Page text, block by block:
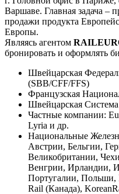
Варшаве. Главная задача –
продажи продукта
Европы.
Являясь агентом
бронировать и оформлять
Швейцарская
(SBB/CFF/FFS)
Французская
Швейцарская
Частные компании:
Lyria и др.
Национальные
Австрии, Бельгии,
Великобритании,
Венгрии, Ирландии,
Португалии,
Rail (Канада),